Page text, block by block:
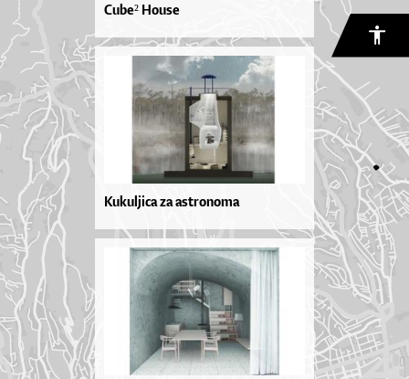
Cube² House
Kukuljica za astronoma